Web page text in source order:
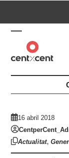
Open
mobile
menu
Close
mobile
menu
16 abril 2018
Actualitat,